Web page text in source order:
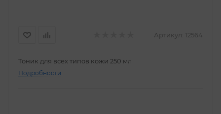
Артикул: 12564
Тоник для всех типов кожи 250 мл
Подробности